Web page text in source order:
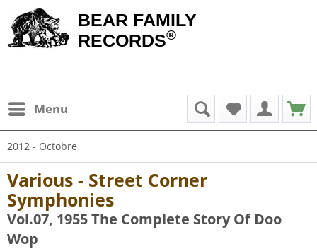
BEAR FAMILY
RECORDS®
Menu
2012 - Octobre
Various - Street Corner
Symphonies
Vol.07, 1955 The Complete Story Of Doo
Wop